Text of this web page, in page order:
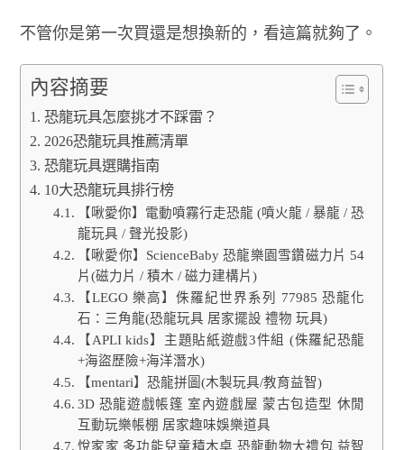
不管你是第一次買還是想換新的，看這篇就夠了。
內容摘要
恐龍玩具怎麼挑才不踩雷？
2026恐龍玩具推薦清單
恐龍玩具選購指南
10大恐龍玩具排行榜
【啾愛你】電動噴霧行走恐龍 (噴火龍 / 暴龍 / 恐
龍玩具 / 聲光投影)
【啾愛你】ScienceBaby 恐龍樂園雪鑽磁力片 54
片(磁力片 / 積木 / 磁力建構片)
【LEGO 樂高】侏羅紀世界系列 77985 恐龍化
石：三角龍(恐龍玩具 居家擺設 禮物 玩具)
【APLI kids】主題貼紙遊戲3件組 (侏羅紀恐龍
+海盜歷險+海洋潛水)
【mentari】恐龍拼圖(木製玩具/教育益智)
3D 恐龍遊戲帳篷 室內遊戲屋 蒙古包造型 休閒
互動玩樂帳棚 居家趣味娛樂道具
悅家家 多功能兒童積木桌 恐龍動物大禮包 益智